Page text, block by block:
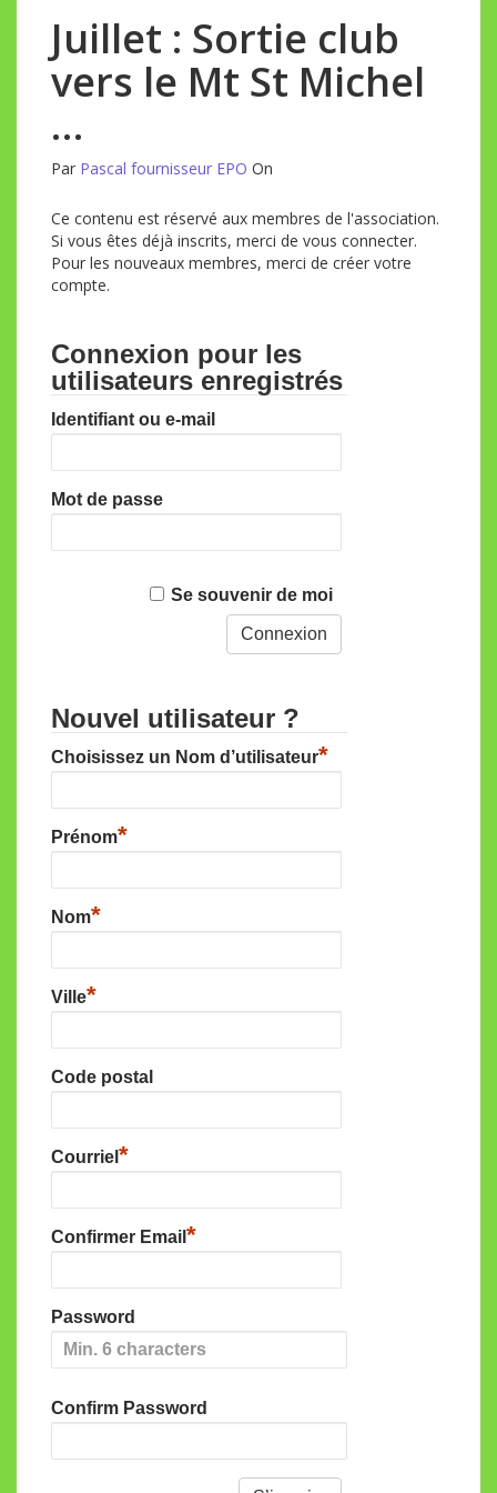
Juillet : Sortie club
vers le Mt St Michel
…
Par Pascal fournisseur EPO On
Ce contenu est réservé aux membres de l'association.
Si vous êtes déjà inscrits, merci de vous connecter.
Pour les nouveaux membres, merci de créer votre
compte.
Connexion pour les
utilisateurs enregistrés
Identifiant ou e-mail
Mot de passe
Se souvenir de moi
Nouvel utilisateur ?
Choisissez un Nom d’utilisateur*
Prénom*
Nom*
Ville*
Code postal
Courriel *
Confirmer Email *
Password
Confirm Password